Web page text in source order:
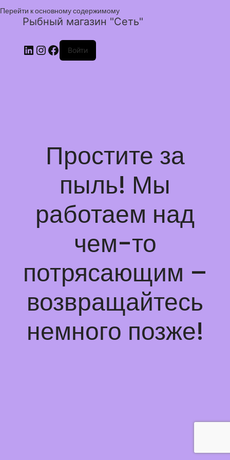
Перейти к основному содержимому
Рыбный магазин "Сеть"
Войти
Простите за
пыль! Мы
работаем над
чем-то
потрясающим –
возвращайтесь
немного позже!